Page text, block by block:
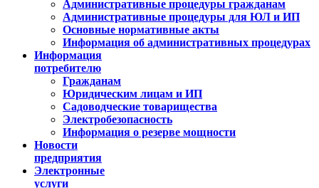
Административные процедуры гражданам
Административные процедуры для ЮЛ и ИП
Основные нормативные акты
Информация об административных процедурах
Информация
потребителю
Гражданам
Юридическим лицам и ИП
Садоводческие товарищества
Электробезопасность
Информация о резерве мощности
Новости
предприятия
Электронные
услуги